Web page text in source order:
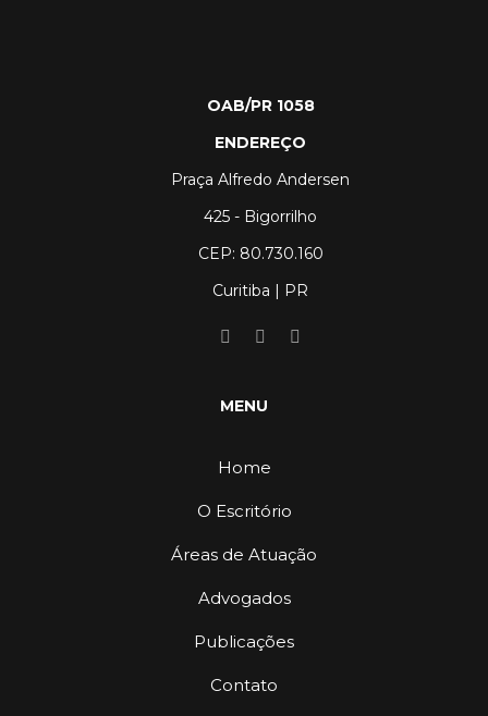
OAB/PR 1058
ENDEREÇO
Praça Alfredo Andersen
425 - Bigorrilho
CEP: 80.730.160
Curitiba | PR
MENU
Home
O Escritório
Áreas de Atuação
Advogados
Publicações
Contato